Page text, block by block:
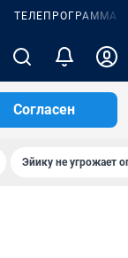
ТЕЛЕПРОГРАММА
Согласен
Эйику не угрожает